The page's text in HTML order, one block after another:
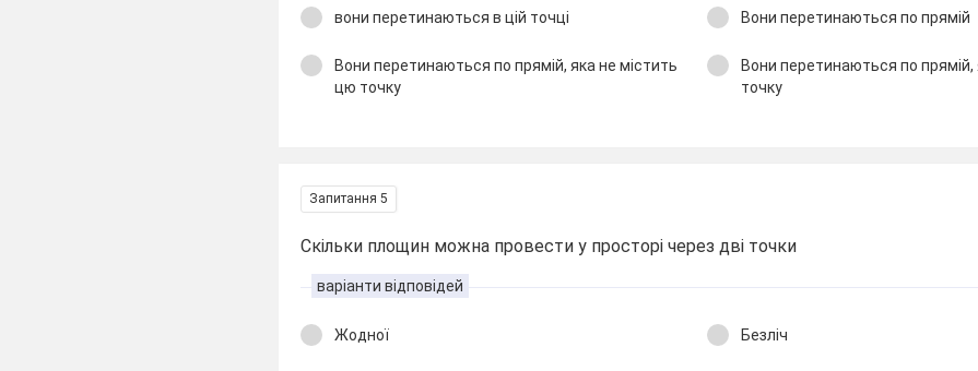
вони перетинаються в цій точці Вони перетинаються по прямій
Вони перетинаються по прямій, яка не містить
цю точку
Вони перетинаються по прямій,
точку
Запитання 5
Скільки площин можна провести у просторі через дві точки
варіанти відповідей
Жодної Безліч